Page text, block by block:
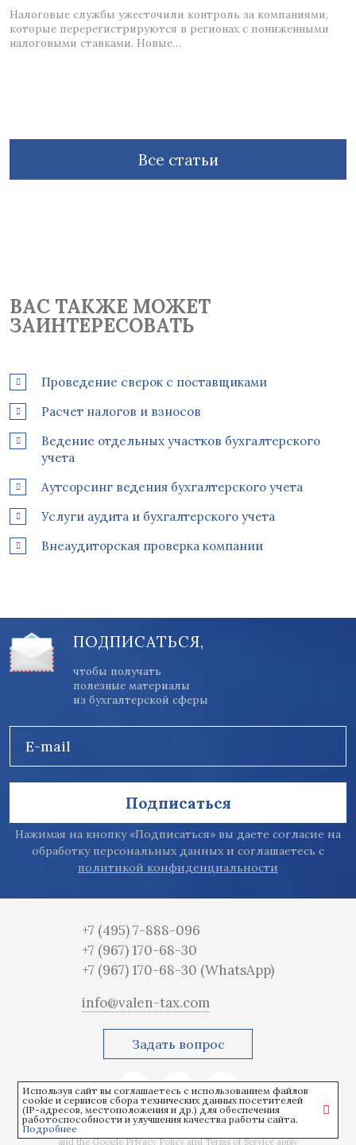
Налоговые службы ужесточили контроль за компаниями,
которые перерегистрируются в регионах с пониженными
налоговыми ставками. Новые…
Все статьи
ВАС ТАКЖЕ МОЖЕТ
ЗАИНТЕРЕСОВАТЬ
Проведение сверок с поставщиками
Расчет налогов и взносов
Ведение отдельных участков бухгалтерского
учета
Аутсорсинг ведения бухгалтерского учета
Услуги аудита и бухгалтерского учета
Внеаудиторская проверка компании
ПОДПИСАТЬСЯ,
чтобы получать
полезные материалы
из бухгалтерской сферы
E-mail
Подписаться
Нажимая на кнопку «Подписаться» вы даете согласие на
обработку персональных данных и соглашаетесь с
политикой конфиденциальности
+7 (495) 7-888-096
+7 (967) 170-68-30
+7 (967) 170-68-30 (WhatsApp)
info@valen-tax.com
Задать вопрос
and the GooglePrivacy PolicyandTerms of Serviceapply
Используя сайт вы соглашаетесь с использованием файлов
cookie и сервисов сбора технических данных посетителей
(IP-адресов, местоположения и др.) для обеспечения
работоспособности и улучшения качества работы сайта.
Подробнее